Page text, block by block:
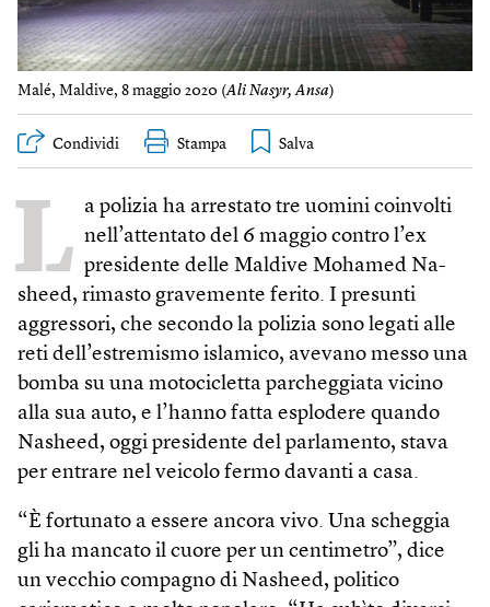
Malé, Maldive, 8 maggio 2020 (Ali Nasyr, Ansa)
Condividi Stampa
L a polizia ha arrestato tre uomini coinvolti
nell’attentato del 6 maggio contro l’ex
presidente delle Maldive Mohamed Na­
sheed, rimasto gravemente ferito. I presunti
aggressori, che secondo la polizia sono legati alle
reti dell’estremismo islamico, avevano messo una
bomba su una motocicletta parcheggiata vicino
alla sua auto, e l’hanno fatta esplodere quando
Nasheed, oggi presidente del parlamento, stava
per entrare nel veicolo fermo davanti a casa.
“È fortunato a essere ancora vivo. Una scheggia
gli ha mancato il cuore per un centimetro”, dice
un vecchio compagno di Nasheed, politico